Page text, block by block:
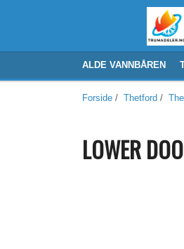
ALDE VANNBÅREN
Forside / Thetford /
LOWER